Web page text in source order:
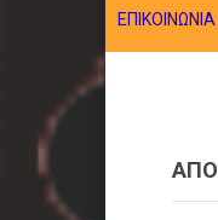
ΕΠΙΚΟΙΝΩΝΙΑ